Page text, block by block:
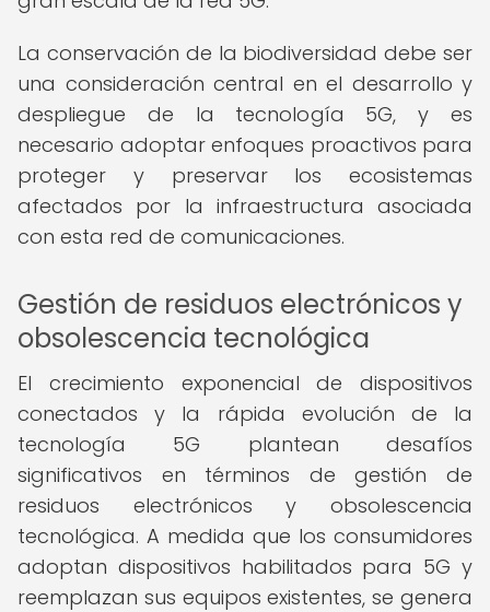
La conservación de la biodiversidad debe ser
una consideración central en el desarrollo y
despliegue de la tecnología 5G, y es
necesario adoptar enfoques proactivos para
proteger y preservar los ecosistemas
afectados por la infraestructura asociada
con esta red de comunicaciones.
Gestión de residuos electrónicos y
obsolescencia tecnológica
El crecimiento exponencial de dispositivos
conectados y la rápida evolución de la
tecnología 5G plantean desafíos
significativos en términos de gestión de
residuos electrónicos y obsolescencia
tecnológica. A medida que los consumidores
adoptan dispositivos habilitados para 5G y
reemplazan sus equipos existentes, se genera